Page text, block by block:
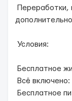
дополнительно
Условия:
Бесплатное
Всё включено:
Бесплатное